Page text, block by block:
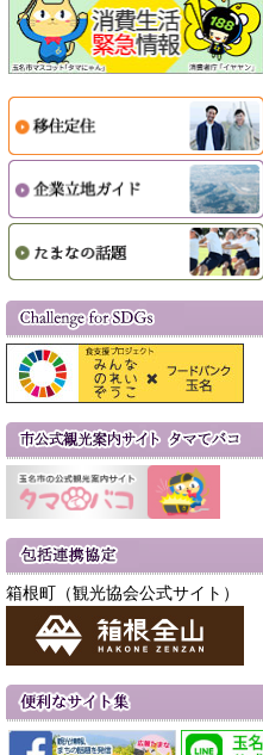
箱根町（観光協会公式サイト）